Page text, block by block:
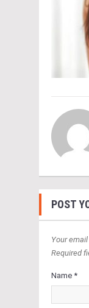
POST
Your
Required
Name *